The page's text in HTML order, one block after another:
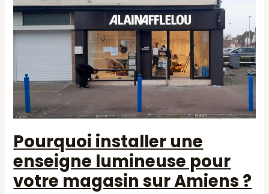
Pourquoi installer une
enseigne lumineuse pour
votre magasin sur Amiens ?